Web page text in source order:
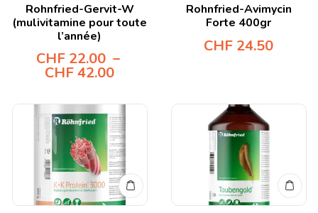
Rohnfried-Gervit-W
(mulivitamine pour toute
l’année)
CHF22.00 –
CHF42.00
Rohnfried-Avimycin
Forte 400gr
CHF 24.50